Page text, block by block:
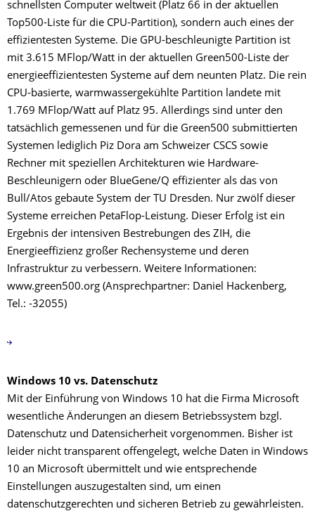
schnellsten Computer weltweit (Platz 66 in der aktuellen
Top500-Liste für die CPU-Partition), sondern auch eines der
effizientesten Systeme. Die GPU-beschleunigte Partition ist
mit 3.615 MFlop/Watt in der aktuellen Green500-Liste der
energieeffizientesten Systeme auf dem neunten Platz. Die rein
CPU-basierte, warmwassergekühlte Partition landete mit
1.769 MFlop/Watt auf Platz 95. Allerdings sind unter den
tatsächlich gemessenen und für die Green500 submittierten
Systemen lediglich Piz Dora am Schweizer CSCS sowie
Rechner mit speziellen Architekturen wie Hardware-
Beschleunigern oder BlueGene/Q effizienter als das von
Bull/Atos gebaute System der TU Dresden. Nur zwölf dieser
Systeme erreichen PetaFlop-Leistung. Dieser Erfolg ist ein
Ergebnis der intensiven Bestrebungen des ZIH, die
Energieeffizienz großer Rechensysteme und deren
Infrastruktur zu verbessern. Weitere Informationen:
www.green500.org (Ansprechpartner: Daniel Hackenberg,
Tel.: -32055)
Windows 10 vs. Datenschutz
Mit der Einführung von Windows 10 hat die Firma Microsoft
wesentliche Änderungen an diesem Betriebssystem bzgl.
Datenschutz und Datensicherheit vorgenommen. Bisher ist
leider nicht transparent offengelegt, welche Daten in Windows
10 an Microsoft übermittelt und wie entsprechende
Einstellungen auszugestalten sind, um einen
datenschutzgerechten und sicheren Betrieb zu gewährleisten.